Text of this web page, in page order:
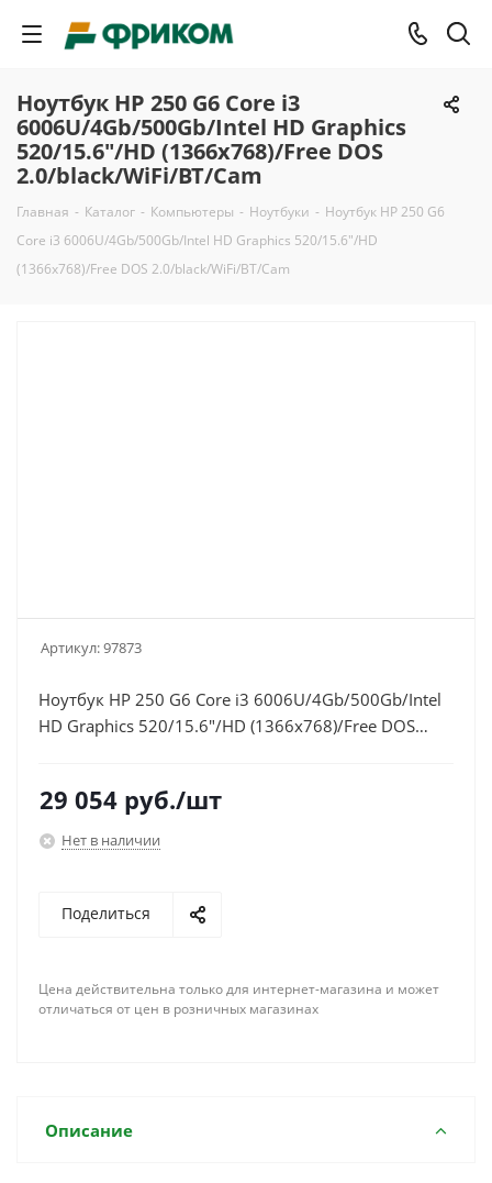
Ноутбук HP 250 G6 Core i3
6006U/4Gb/500Gb/Intel HD Graphics
520/15.6"/HD (1366x768)/Free DOS
2.0/black/WiFi/BT/Cam
Главная - Каталог - Компьютеры - Ноутбуки - Ноутбук HP 250 G6
Core i3 6006U/4Gb/500Gb/Intel HD Graphics 520/15.6"/HD
(1366x768)/Free DOS 2.0/black/WiFi/BT/Cam
Артикул:97873
Ноутбук HP 250 G6 Core i3 6006U/4Gb/500Gb/Intel
HD Graphics 520/15.6"/HD (1366x768)/Free DOS
29 054 руб./шт
Нет в наличии
Поделиться
Цена действительна только для интернет-магазина и может
отличаться от цен в розничных магазинах
Описание